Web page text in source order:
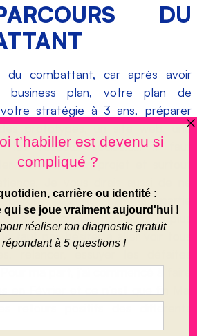
DU
du combattant, car après avoir
business plan, votre plan de
stratégie à 3 ans, préparer
prototypes, un site web, une
les réseaux sociaux…. il faut
défendre son projet et surtout
perdre espoir, car la partie
la plus longue mais aussi la plus
faut pas hésiter à aller voir tous
relancer, essuyer les défaites